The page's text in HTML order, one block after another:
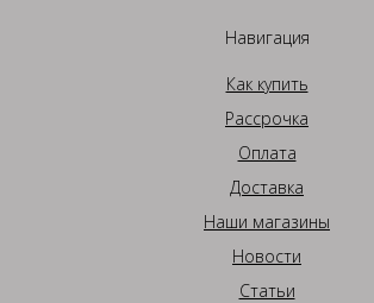
Навигация
Как купить
Рассрочка
Оплата
Доставка
Наши магазины
Новости
Статьи